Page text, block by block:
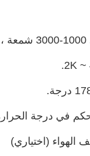
الهواء (اختياري)